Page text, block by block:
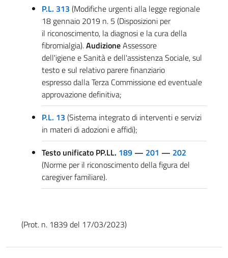
P.L. 313 (Modifiche urgenti alla legge regionale
18 gennaio 2019 n. 5 (Disposizioni per
il riconoscimento, la diagnosi e la cura della
fibromialgia).AudizioneAssessore
dell'igiene e Sanità e dell'assistenza Sociale, sul
testo e sul relativo parere finanziario
espresso dalla Terza Commissione ed eventuale
approvazione definitiva;
P.L. 13 (Sistema integrato di interventi e servizi
in materi di adozioni e affidi);
Testo unificato PP.LL. 189 — 201 — 202
(Norme per il riconoscimento della figura del
caregiver familiare).
(Prot. n. 1839 del 17/03/2023)